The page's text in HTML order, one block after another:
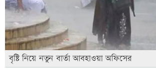
বৃষ্টি নিয়ে নতুন বার্তা আবহাওয়া অফিসের